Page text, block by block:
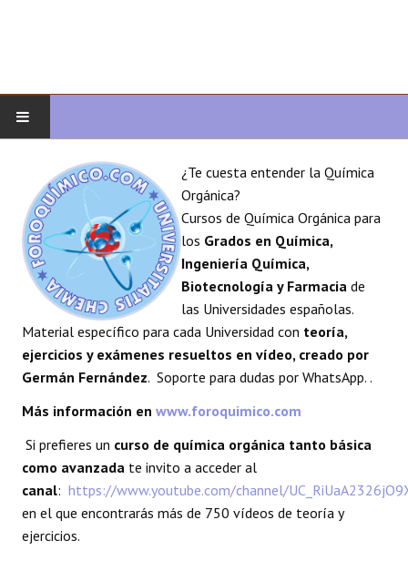
QUÍMICA ORGÁNICA
ORGÁNICA AVANZADA
HETEROCICLOS
SÍNTESIS
ESPECTROSCOPÍA
¿Te cuesta entender la Química
Orgánica?
Cursos de Química Orgánica para
los Grados en Química,
Ingeniería Química,
Biotecnología y Farmacia de
las Universidades españolas.
Material específico para cada Universidad con teoría,
ejercicios y exámenes resueltos en vídeo, creado por
Germán Fernández. Soporte para dudas por WhatsApp. .
Más información en www.foroquimico.com
Si prefieres un curso de química orgánica tanto básica
como avanzada te invito a acceder al
canal: https://www.youtube.com/channel/
en el que encontrarás más de 750 vídeos de teoría y
ejercicios.